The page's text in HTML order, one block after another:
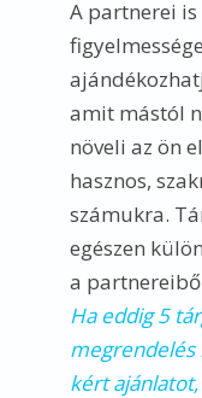
A partnerei is
amit mástól
növeli az ön
hasznos,
számukra.
egészen
a
Ha eddig 5
megrendelés
kért